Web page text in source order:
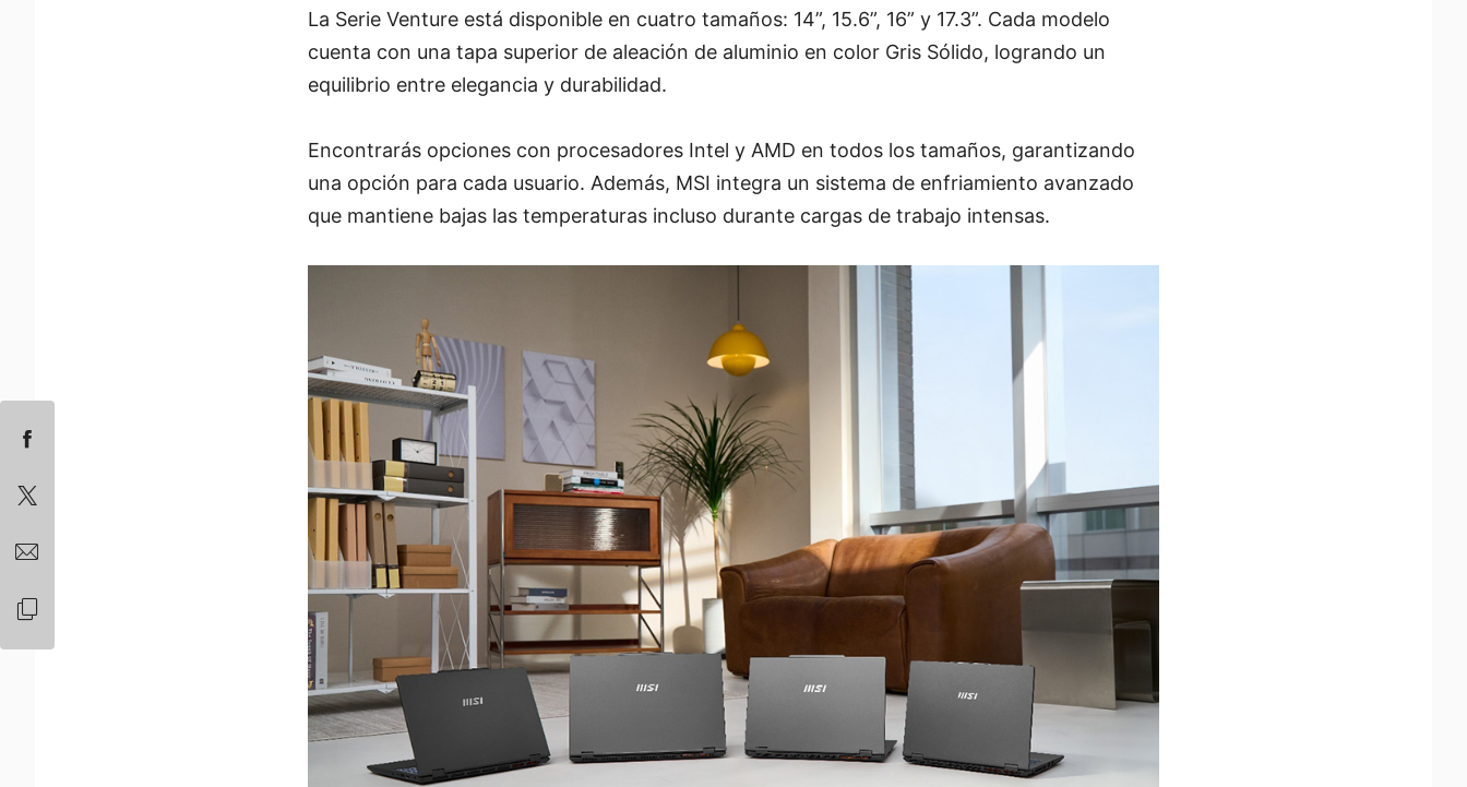
La Serie Venture está disponible en cuatro tamaños: 14”, 15.6”, 16” y 17.3”. Cada modelo
cuenta con una tapa superior de aleación de aluminio en color Gris Sólido, logrando un
equilibrio entre elegancia y durabilidad.
Encontrarás opciones con procesadores Intel y AMD en todos los tamaños, garantizando
una opción para cada usuario. Además, MSI integra un sistema de enfriamiento avanzado
que mantiene bajas las temperaturas incluso durante cargas de trabajo intensas.